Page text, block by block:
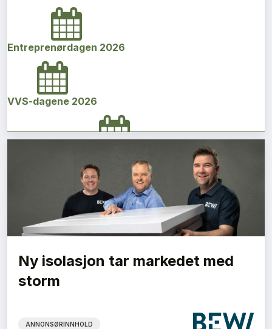
Entreprenørdagen 2026
VVS-dagene 2026
Norges bygg- og eiendomskonferanse 2026
Vi Bygger Vestland 2026
Byggenæringens Klimakonferanse 2026
Ny isolasjon tar markedet med
storm
ANNONSØRINNHOLD